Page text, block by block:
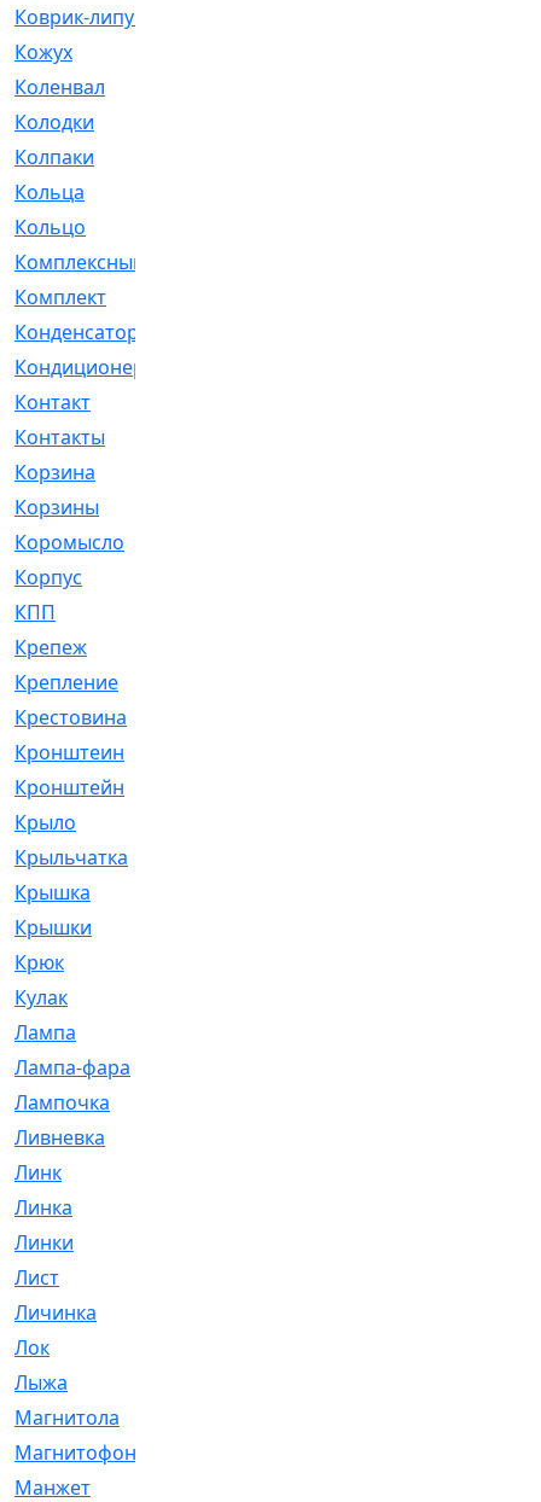
Коврик-липучка
Кожух
Коленвал
Колодки
Колпаки
Кольца
Кольцо
Комплексный
Комплект
Конденсатор
Кондиционер
Контакт
Контакты
Корзина
Корзины
Коромысло
Корпус
КПП
Крепеж
Крепление
Крестовина
Кронштеин
Кронштейн
Крыло
Крыльчатка
Крышка
Крышки
Крюк
Кулак
Лампа
Лампа-фара
Лампочка
Ливневка
Линк
Линка
Линки
Лист
Личинка
Лок
Лыжа
Магнитола
Магнитофон
Манжет